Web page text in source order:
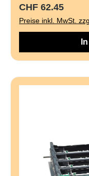
Regulärer Preis:
CHF 62.45
Preise inkl. MwSt.